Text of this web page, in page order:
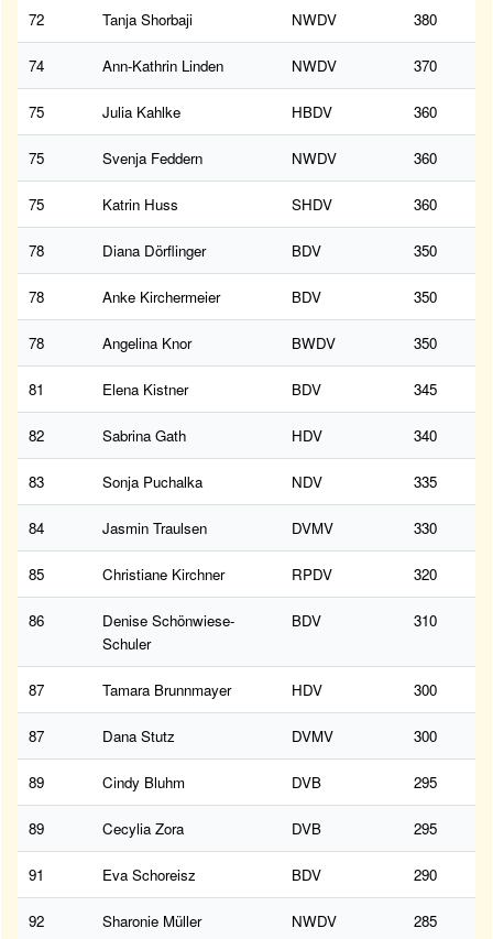
72 Tanja Shorbaji NWDV 380
74 Ann-Kathrin Linden NWDV 370
75 Julia Kahlke HBDV 360
75 Svenja Feddern NWDV 360
75 Katrin Huss SHDV 360
78 Diana Dörflinger BDV 350
78 Anke Kirchermeier BDV 350
78 Angelina Knor BWDV 350
81 Elena Kistner BDV 345
82 Sabrina Gath HDV 340
83 Sonja Puchalka NDV 335
84 Jasmin Traulsen DVMV 330
85 Christiane Kirchner RPDV 320
86
Denise Schönwiese-
Schuler
BDV 310
87 Tamara Brunnmayer HDV 300
87 Dana Stutz DVMV 300
89 Cindy Bluhm DVB 295
89 Cecylia Zora DVB 295
91 Eva Schoreisz BDV 290
92 Sharonie Müller NWDV 285